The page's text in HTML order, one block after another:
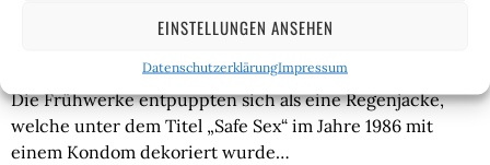
EINSTELLUNGEN ANSEHEN
DatenschutzerklärungImpressum
Im K21 waren laut Programm auch einige Frühwerke
Die Frühwerke entpuppten sich als eine Regenjacke,
welche unter dem Titel „Safe Sex“ im Jahre 1986 mit
einem Kondom dekoriert wurde…